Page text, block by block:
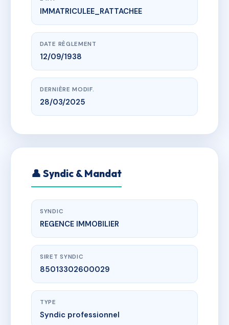
www.vme.plus/AB5783857
PALAIS DES PINS
41 AVENUE DOCTEUR PICAUD
IMMATRICULEE_RATTACHEE
DATE RÈGLEMENT
12/09/1938
DERNIÈRE MODIF.
28/03/2025
👤 Syndic & Mandat
SYNDIC
REGENCE IMMOBILIER
SIRET SYNDIC
85013302600029
TYPE
Syndic professionnel